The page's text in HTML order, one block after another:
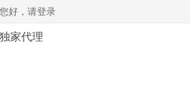
您好， 请登录
家代理